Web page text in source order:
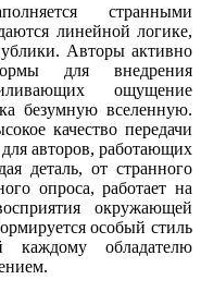
странными
линейной логике,
Авторы активно
для внедрения
ощущение
безумную вселенную.
качество передачи
авторов, работающих
деталь, от странного
опроса, работает на
окружающей
особый стиль
каждому обладателю